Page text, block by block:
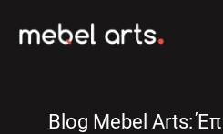
Blog Mebel Arts: